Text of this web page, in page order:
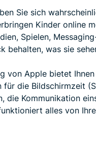
Sie sich
Kinder online
Spielen,
behalten, was sie
von Apple bietet
die Bildschirmzeit
die Kommunikation
alles von